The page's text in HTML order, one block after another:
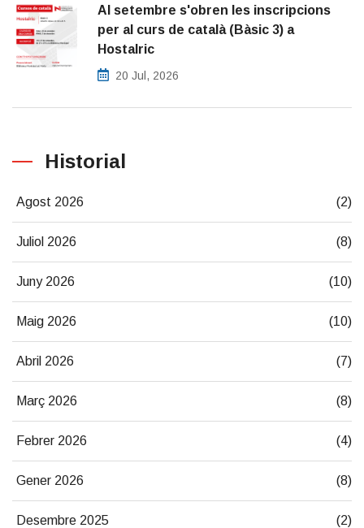
Al setembre s'obren les inscripcions
per al curs de català (Bàsic 3) a
Hostalric
20 Jul, 2026
Historial
Agost 2026 (2)
Juliol 2026 (8)
Juny 2026 (10)
Maig 2026 (10)
Abril 2026 (7)
Març 2026 (8)
Febrer 2026 (4)
Gener 2026 (8)
Desembre 2025 (2)